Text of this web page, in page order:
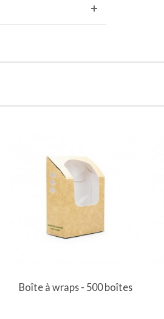
Ajouter au panier
Boîte à wraps - 500 boîtes